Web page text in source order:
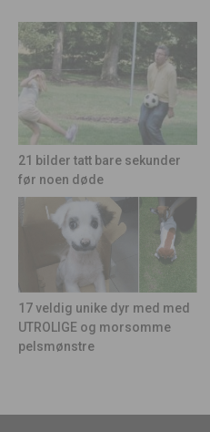
21 bilder tatt bare sekunder
før noen døde
17 veldig unike dyr med med
UTROLIGE og morsomme
pelsmønstre